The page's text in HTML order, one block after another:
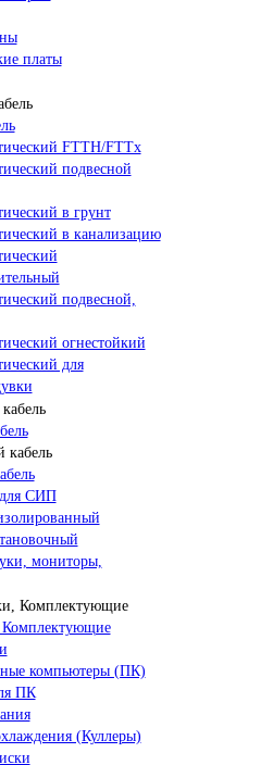
платы
FTTH/FTTx
подвесной
в грунт
в канализацию
подвесной,
огнестойкий
для
СИП
мониторы,
компьютеры (ПК)
ПК
(Куллеры)